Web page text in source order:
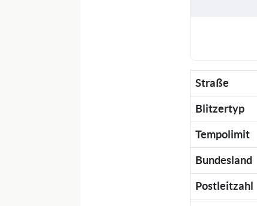
Straße
Blitzertyp
Tempolimit
Bundesland
Postleitzahl